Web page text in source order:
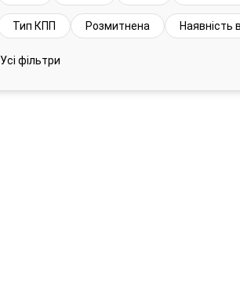
Тип КПП Розмитнена Наявність
Усі фільтри